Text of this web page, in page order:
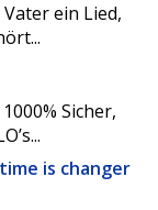
ein Lied,
Sicher,
is changer